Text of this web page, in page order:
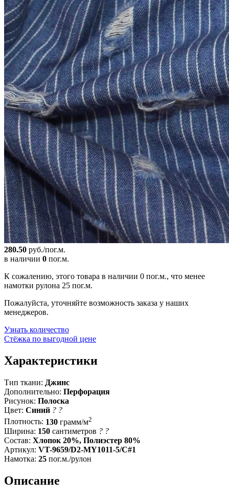
280.50 руб./пог.м.
в наличии 0 пог.м.
К сожалению, этого товара в наличии 0 пог.м., что менее
намотки рулона 25 пог.м.
Пожалуйста, уточняйте возможность заказа у наших
менеджеров.
Узнать количество
Стёжка по выгодной цене
Характеристики
Тип ткани: Джинс
Дополнительно: Перфорация
Рисунок: Полоска
Цвет: Синий ? ?
Плотность: 130 грамм/м2
Ширина: 150 сантиметров ? ?
Состав: Хлопок 20%, Полиэстер 80%
Артикул: VT-9659/D2-MY1011-5/C#1
Намотка: 25 пог.м./рулон
Описание